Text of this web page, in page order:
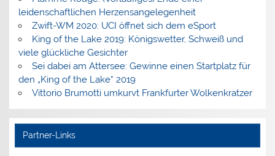
leidenschaftlichen Herzensangelegenheit
Zwift-WM 2020: UCI öffnet sich dem eSport
King of the Lake 2019: Königswetter, Schweiß und
viele glückliche Gesichter
Sei dabei am Attersee: Gewinne einen Startplatz für
den „King of the Lake“ 2019
Vittorio Brumotti umkurvt Frankfurter Wolkenkratzer
Partner-Links